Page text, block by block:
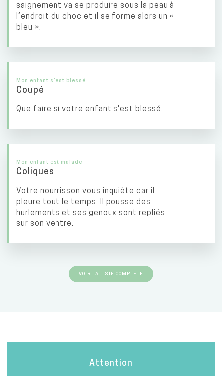
saignement va se produire sous la peau à
l’endroit du choc et il se forme alors un «
bleu ».
Mon enfant s'est blessé
Coupé
Que faire si votre enfant s'est blessé.
Mon enfant est malade
Coliques
Votre nourrisson vous inquiète car il
pleure tout le temps. Il pousse des
hurlements et ses genoux sont repliés
sur son ventre.
VOIR LA LISTE COMPLETE
Attention